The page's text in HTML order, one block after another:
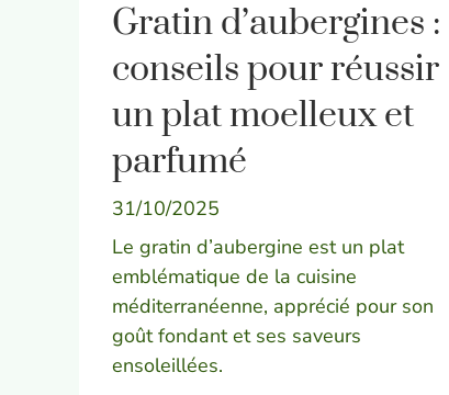
Gratin d’aubergines :
conseils pour réussir
un plat moelleux et
parfumé
31/10/2025
Le gratin d’aubergine est un plat
emblématique de la cuisine
méditerranéenne, apprécié pour son
goût fondant et ses saveurs
ensoleillées.